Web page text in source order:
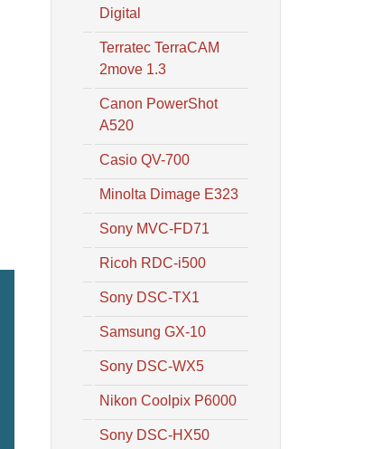
Digital
Terratec TerraCAM
2move 1.3
Canon PowerShot
A520
Casio QV-700
Minolta Dimage E323
Sony MVC-FD71
Ricoh RDC-i500
Sony DSC-TX1
Samsung GX-10
Sony DSC-WX5
Nikon Coolpix P6000
Sony DSC-HX50